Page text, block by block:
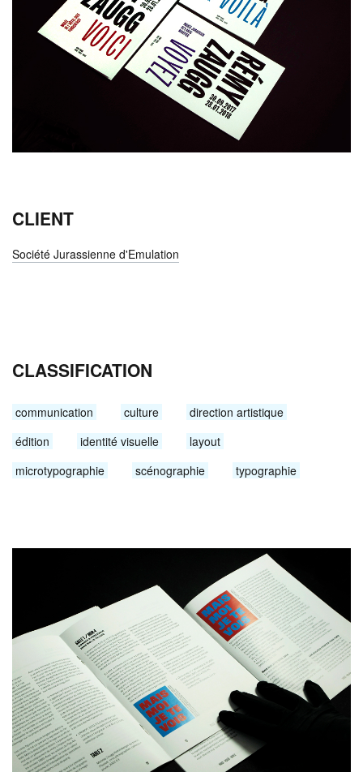
CLIENT
Société Jurassienne d'Emulation
CLASSIFICATION
communication culture
direction artistique
édition
identité visuelle
layout
microtypographie
scénographie typographie